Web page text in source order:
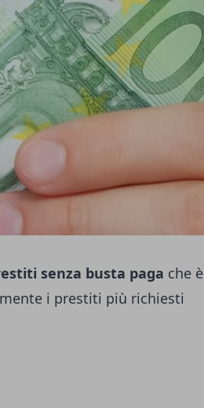
senza busta paga che è
i prestiti più richiesti